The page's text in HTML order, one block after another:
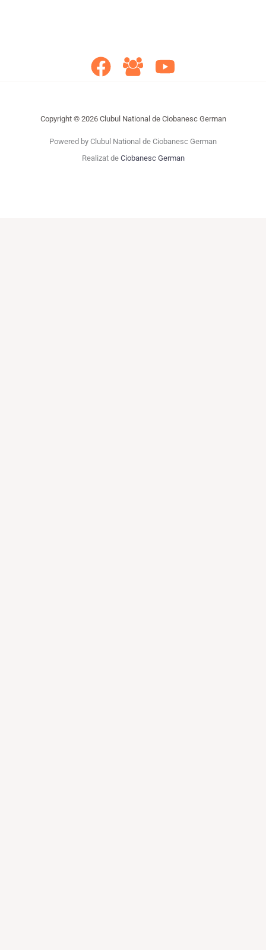
Copyright © 2026 Clubul National de Ciobanesc German
Powered by Clubul National de Ciobanesc German
Realizat de Ciobanesc German